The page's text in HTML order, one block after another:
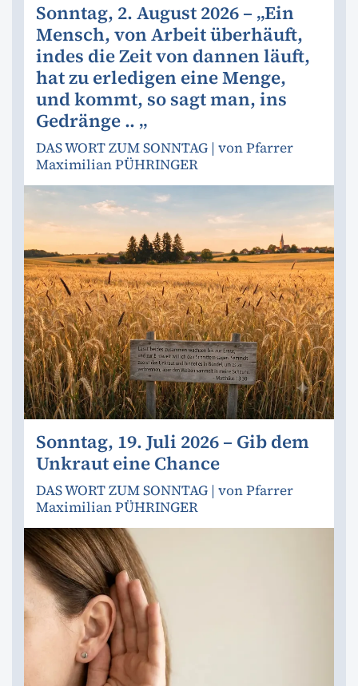
Sonntag, 2. August 2026 – „Ein
Mensch, von Arbeit überhäuft,
indes die Zeit von dannen läuft,
hat zu erledigen eine Menge,
und kommt, so sagt man, ins
Gedränge .. „
DAS WORT ZUM SONNTAG | von Pfarrer
Maximilian PÜHRINGER
Sonntag, 19. Juli 2026 – Gib dem
Unkraut eine Chance
DAS WORT ZUM SONNTAG | von Pfarrer
Maximilian PÜHRINGER